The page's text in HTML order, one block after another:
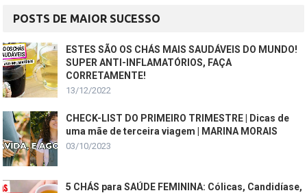
POSTS DE MAIOR SUCESSO
ESTES SÃO OS CHÁS MAIS SAUDÁVEIS DO MUNDO!
SUPER ANTI-INFLAMATÓRIOS, FAÇA
CORRETAMENTE!
13/12/2022
CHECK-LIST DO PRIMEIRO TRIMESTRE | Dicas de
uma mãe de terceira viagem | MARINA MORAIS
03/10/2023
5 CHÁS para SAÚDE FEMININA: Cólicas, Candidíase,